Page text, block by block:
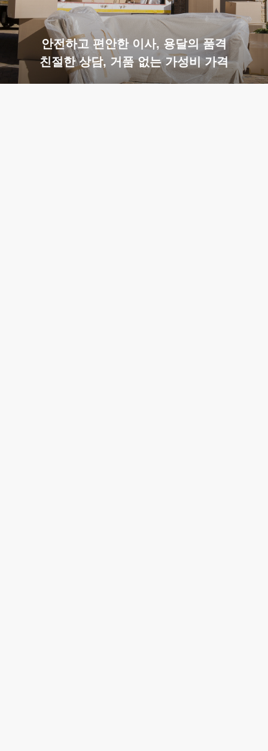
안전하고 편안한 이사, 용달의 품격
친절한 상담, 거품 없는 가성비 가격